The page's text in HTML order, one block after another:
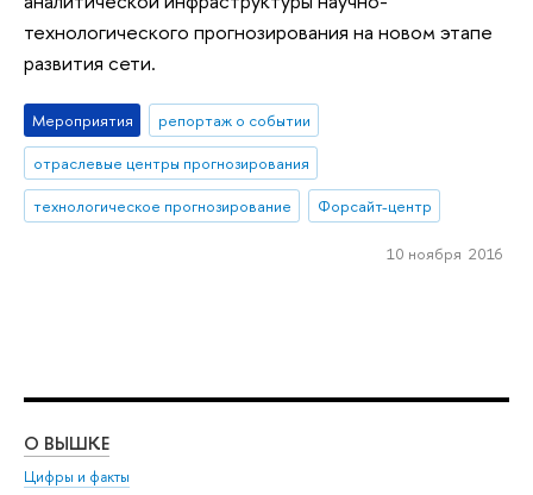
технологического прогнозирования на новом этапе
развития сети.
Мероприятия
репортаж о событии
отраслевые центры прогнозирования
технологическое прогнозирование
Форсайт-центр
10 ноября 2016
О ВЫШКЕ
Цифры и факты